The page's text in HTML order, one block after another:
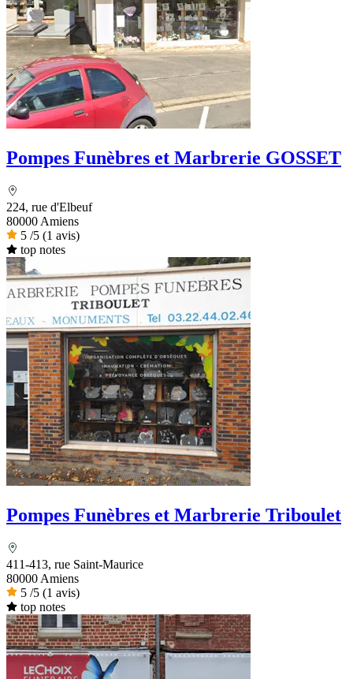
Pompes Funèbres et Marbrerie GOSSET
224, rue d'Elbeuf
80000 Amiens
5 /5 (1 avis)
top notes
Pompes Funèbres et Marbrerie Triboulet
411-413, rue Saint-Maurice
80000 Amiens
5 /5 (1 avis)
top notes